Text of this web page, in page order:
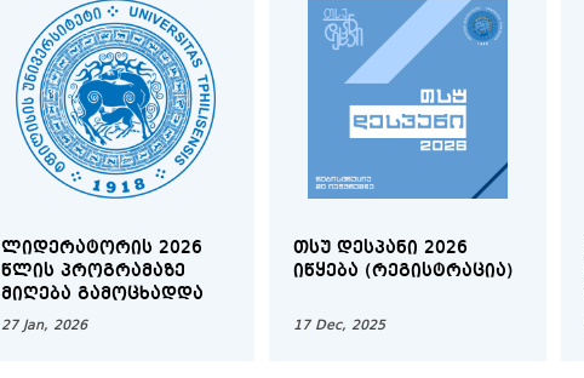
ᲚᲘᲓᲔᲠᲐᲢᲝᲠᲘᲡ 2026
ᲬᲚᲘᲡ ᲞᲠᲝᲒᲠᲐᲛᲐᲖᲔ
ᲛᲘᲦᲔᲑᲐ ᲒᲐᲛᲝᲪᲮᲐᲓᲓᲐ
27 Jan, 2026
ᲗᲡᲣ ᲓᲔᲡᲞᲐᲜᲘ 2026
ᲘᲬᲧᲔᲑᲐ (ᲠᲔᲒᲘᲡᲢᲠᲐᲪᲘᲐ)
17 Dec, 2025